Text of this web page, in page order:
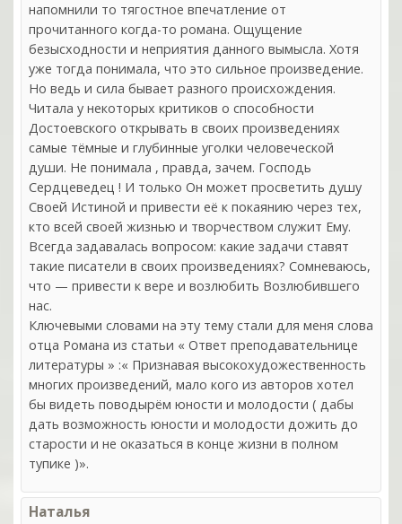
напомнили то тягостное впечатление от
прочитанного когда-то романа. Ощущение
безысходности и неприятия данного вымысла. Хотя
уже тогда понимала, что это сильное произведение.
Но ведь и сила бывает разного происхождения.
Читала у некоторых критиков о способности
Достоевского открывать в своих произведениях
самые тёмные и глубинные уголки человеческой
души. Не понимала , правда, зачем. Господь
Сердцеведец ! И только Он может просветить душу
Своей Истиной и привести её к покаянию через тех,
кто всей своей жизнью и творчеством служит Ему.
Всегда задавалась вопросом: какие задачи ставят
такие писатели в своих произведениях? Сомневаюсь,
что — привести к вере и возлюбить Возлюбившего
нас.
Ключевыми словами на эту тему стали для меня слова
отца Романа из статьи « Ответ преподавательнице
литературы » :« Признавая высокохудожественность
многих произведений, мало кого из авторов хотел
бы видеть поводырём юности и молодости ( дабы
дать возможность юности и молодости дожить до
старости и не оказаться в конце жизни в полном
тупике )».
Наталья